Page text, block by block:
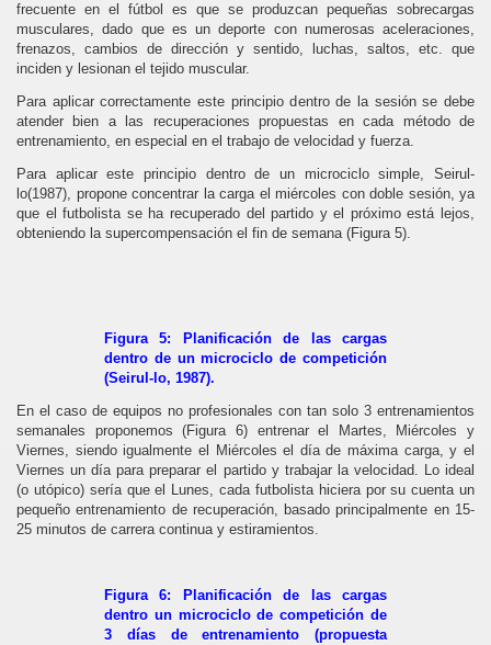
frecuente en el fútbol es que se produzcan pequeñas sobrecargas
musculares, dado que es un deporte con numerosas aceleraciones,
frenazos, cambios de dirección y sentido, luchas, saltos, etc. que
inciden y lesionan el tejido muscular.
Para aplicar correctamente este principio dentro de la sesión se debe
atender bien a las recuperaciones propuestas en cada método de
entrenamiento, en especial en el trabajo de velocidad y fuerza.
Para aplicar este principio dentro de un microciclo simple, Seirul-
lo(1987), propone concentrar la carga el miércoles con doble sesión, ya
que el futbolista se ha recuperado del partido y el próximo está lejos,
obteniendo la supercompensación el fin de semana (Figura 5).
Figura 5: Planificación de las cargas
dentro de un microciclo de competición
(Seirul-lo, 1987).
En el caso de equipos no profesionales con tan solo 3 entrenamientos
semanales proponemos (Figura 6) entrenar el Martes, Miércoles y
Viernes, siendo igualmente el Miércoles el día de máxima carga, y el
Viernes un día para preparar el partido y trabajar la velocidad. Lo ideal
(o utópico) sería que el Lunes, cada futbolista hiciera por su cuenta un
pequeño entrenamiento de recuperación, basado principalmente en 15-
25 minutos de carrera continua y estiramientos.
Figura 6: Planificación de las cargas
dentro un microciclo de competición de
3 días de entrenamiento (propuesta